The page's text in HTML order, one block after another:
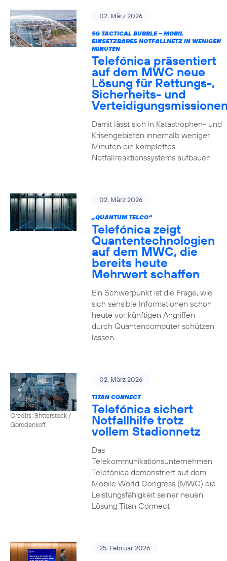
02. März 2026
5G TACTICAL BUBBLE – MOBIL
EINSETZBARES NOTFALLNETZ IN WENIGEN
MINUTEN
Telefónica präsentiert
auf dem MWC neue
Lösung für Rettungs-,
Sicherheits- und
Damit lässt sich in Katastrophen- und
Krisengebieten innerhalb weniger
Minuten ein komplettes
Notfallreaktionssystems aufbauen
02. März 2026
„QUANTUM TELCO“
Telefónica zeigt
Quanten­technologien
auf dem MWC, die
bereits heute
Mehrwert schaffen
Ein Schwerpunkt ist die Frage, wie
sich sensible Informationen schon
heute vor künftigen Angriffen
durch Quantencomputer schützen
lassen
Credits: Shtterstock /
Gorodenkoff
02. März 2026
TITAN CONNECT
Telefónica sichert
Notfallhilfe trotz
vollem Stadionnetz
Das
Telekommunikationsunternehmen
Telefónica demonstriert auf dem
Mobile World Congress (MWC) die
Leistungsfähigkeit seiner neuen
Lösung Titan Connect
25. Februar 2026